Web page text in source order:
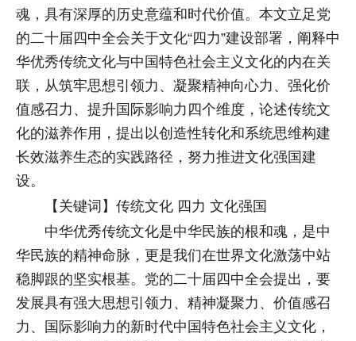
魂，具有深厚的历史意蕴和时代价值。本文立足党
的二十届四中全会关于文化“四力”建设部署，阐释中
华优秀传统文化与中国特色社会主义文化的内在关
联，从筑牢思想引领力、凝聚精神向心力、强化价
值感召力、提升国际影响力四个维度，论述传统文
化的滋养作用，提出以创造性转化和系统思维构建
长效滋养生态的实践路径，努力推进文化强国建
设。
【关键词】传统文化 四力 文化强国
中华优秀传统文化是中华民族的根和魂，是中
华民族的精神命脉，更是我们在世界文化激荡中站
稳脚跟的坚实根基。党的二十届四中全会提出，要
发展具有强大思想引领力、精神凝聚力、价值感召
力、国际影响力的新时代中国特色社会主义文化，